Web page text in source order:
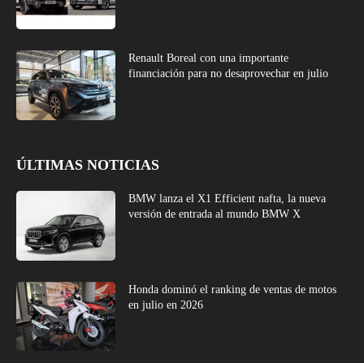
Renault Boreal con una importante
financiación para no desaprovechar en julio
ÚLTIMAS NOTICIAS
BMW lanza el X1 Efficient nafta, la nueva
versión de entrada al mundo BMW X
Honda dominó el ranking de ventas de motos
en julio en 2026